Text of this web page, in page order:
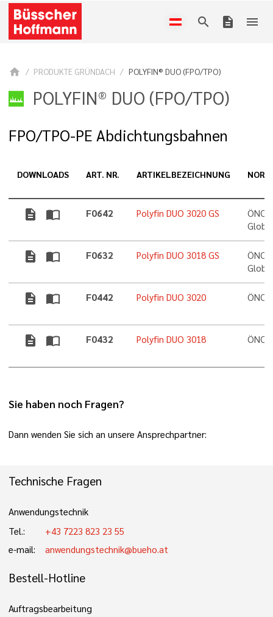
search description menu
home PRODUKTE GRÜNDACH POLYFIN® DUO (FPO/TPO)
POLYFIN® DUO (FPO/TPO)
FPO/TPO-PE Abdichtungsbahnen
DOWNLOADS ART. NR. ARTIKELBEZEICHNUNG
description import_contacts F0642 Polyfin DUO 3020 GS
description import_contacts F0632 Polyfin DUO 3018 GS
description import_contacts F0442 Polyfin DUO 3020
description import_contacts F0432 Polyfin DUO 3018
Sie haben noch Fragen?
Dann wenden Sie sich an unsere Ansprechpartner:
Technische Fragen
Anwendungstechnik
Tel.:
+43 7223 823 23 55
e-mail:
anwendungstechnik@bueho.at
Bestell-Hotline
Auftragsbearbeitung